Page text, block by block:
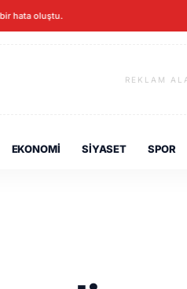
hata oluştu.
REKLAM
EKONOMI SIYASET SPOR